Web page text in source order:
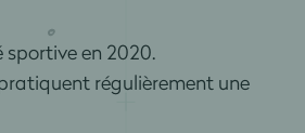
en 2020.
régulièrement une